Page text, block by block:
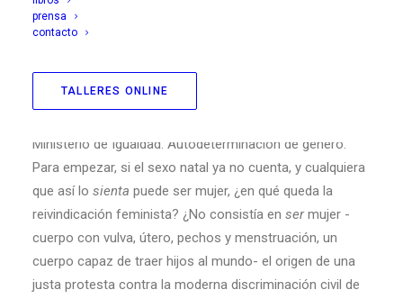
prensa
contacto
TALLERES ONLINE
individuales que siempre han partido de la «libertad
natural» (Thoreau), de una
Ministerio de Igualdad. Autodeterminación de género.
Para empezar, si el sexo natal ya no cuenta, y cualquiera
que así lo sienta puede ser mujer, ¿en qué queda la
reivindicación feminista? ¿No consistía en sermujer -
cuerpo con vulva, útero, pechos y menstruación, un
cuerpo capaz de traer hijos al mundo- el origen de una
justa protesta contra la moderna discriminación civil de